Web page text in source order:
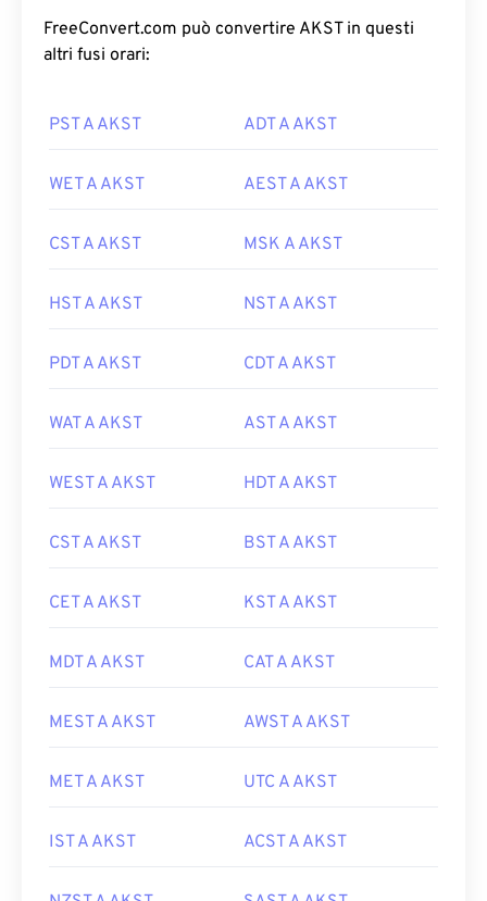
FreeConvert.com può convertire AKST in questi
altri fusi orari:
PST A AKST ADT A AKST
WET A AKST AEST A AKST
CST A AKST MSK A AKST
HST A AKST NST A AKST
PDT A AKST CDT A AKST
WAT A AKST AST A AKST
WEST A AKST HDT A AKST
CST A AKST BST A AKST
CET A AKST KST A AKST
MDT A AKST CAT A AKST
MEST A AKST AWST A AKST
MET A AKST UTC A AKST
IST A AKST ACST A AKST